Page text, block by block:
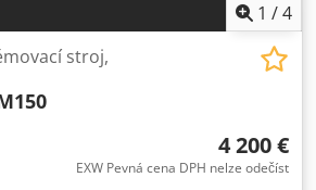
1 /4
stroj,
4 200 €
EXW Pevná cena DPH nelze odečíst